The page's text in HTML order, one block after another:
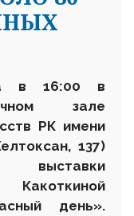
в 16:00 в
зале
РК имени
137)
выставки
Какоткиной
день».